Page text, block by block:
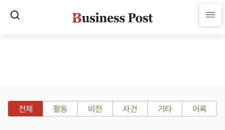
전체 활동 비전 사건 기타 어록